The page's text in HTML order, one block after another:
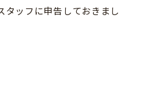
タッフに申告しておきまし